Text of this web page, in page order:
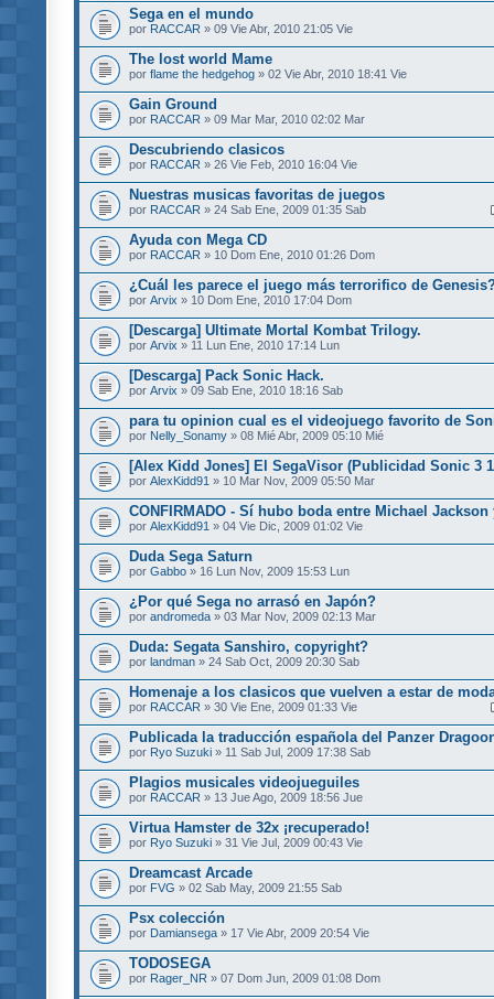
Sega en el mundo
por RACCAR » 09 Vie Abr, 2010 21:05 Vie
The lost world Mame
por flame the hedgehog » 02 Vie Abr, 2010 18:41 Vie
Gain Ground
por RACCAR » 09 Mar Mar, 2010 02:02 Mar
Descubriendo clasicos
por RACCAR » 26 Vie Feb, 2010 16:04 Vie
Nuestras musicas favoritas de juegos
por RACCAR » 24 Sab Ene, 2009 01:35 Sab
Ayuda con Mega CD
por RACCAR » 10 Dom Ene, 2010 01:26 Dom
¿Cuál les parece el juego más terrorifico de
por Arvix » 10 Dom Ene, 2010 17:04 Dom
[Descarga] Ultimate Mortal Kombat Trilogy.
por Arvix » 11 Lun Ene, 2010 17:14 Lun
[Descarga] Pack Sonic Hack.
por Arvix » 09 Sab Ene, 2010 18:16 Sab
para tu opinion cual es el videojuego favorito de
por Nelly_Sonamy » 08 Mié Abr, 2009 05:10 Mié
[Alex Kidd Jones] El SegaVisor (Publicidad Sonic 3
por AlexKidd91 » 10 Mar Nov, 2009 05:50 Mar
CONFIRMADO - Sí hubo boda entre Michael
por AlexKidd91 » 04 Vie Dic, 2009 01:02 Vie
Duda Sega Saturn
por Gabbo » 16 Lun Nov, 2009 15:53 Lun
¿Por qué Sega no arrasó en Japón?
por andromeda » 03 Mar Nov, 2009 02:13 Mar
Duda: Segata Sanshiro, copyright?
por landman » 24 Sab Oct, 2009 20:30 Sab
Homenaje a los clasicos que vuelven a estar de
por RACCAR » 30 Vie Ene, 2009 01:33 Vie
Publicada la traducción española del Panzer
por Ryo Suzuki » 11 Sab Jul, 2009 17:38 Sab
Plagios musicales videojueguiles
por RACCAR » 13 Jue Ago, 2009 18:56 Jue
Virtua Hamster de 32x ¡recuperado!
por Ryo Suzuki » 31 Vie Jul, 2009 00:43 Vie
Dreamcast Arcade
por FVG » 02 Sab May, 2009 21:55 Sab
Psx colección
por Damiansega » 17 Vie Abr, 2009 20:54 Vie
TODOSEGA
por Rager_NR » 07 Dom Jun, 2009 01:08 Dom